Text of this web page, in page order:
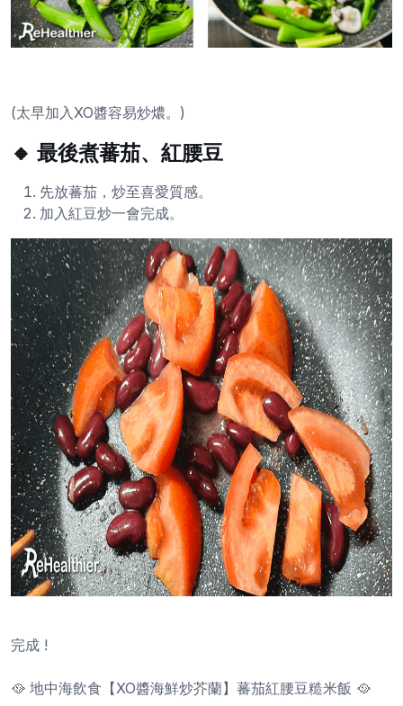
(太早加入XO醬容易炒燶。)
🔸 最後煮蕃茄、紅腰豆
先放蕃茄，炒至喜愛質感。
加入紅豆炒一會完成。
完成 !
🥘 地中海飲食【XO醬海鮮炒芥蘭】蕃茄紅腰豆糙米飯 🥘